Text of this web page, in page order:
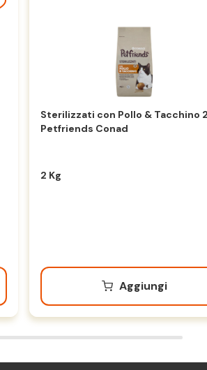
Sterilizzati con Pollo & Tacchino
Petfriends Conad
2 Kg
Aggiungi